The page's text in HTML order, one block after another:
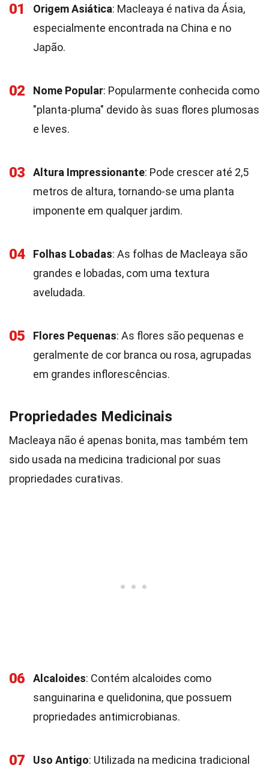
01 Origem Asiática: Macleaya é nativa da Ásia,
especialmente encontrada na China e no
Japão.
02 Nome Popular: Popularmente conhecida como
"planta-pluma" devido às suas flores plumosas
e leves.
03 Altura Impressionante: Pode crescer até 2,5
metros de altura, tornando-se uma planta
imponente em qualquer jardim.
04 Folhas Lobadas: As folhas de Macleaya são
grandes e lobadas, com uma textura
aveludada.
05 Flores Pequenas: As flores são pequenas e
geralmente de cor branca ou rosa, agrupadas
em grandes inflorescências.
Propriedades Medicinais
Macleaya não é apenas bonita, mas também tem
sido usada na medicina tradicional por suas
propriedades curativas.
06 Alcaloides: Contém alcaloides como
sanguinarina e quelidonina, que possuem
propriedades antimicrobianas.
07 Uso Antigo: Utilizada na medicina tradicional